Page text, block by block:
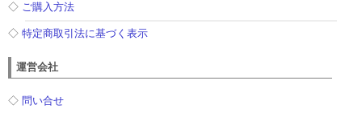
◇ ご購入方法
◇特定商取引法に基づく表示
運営会社
◇ 問い合せ